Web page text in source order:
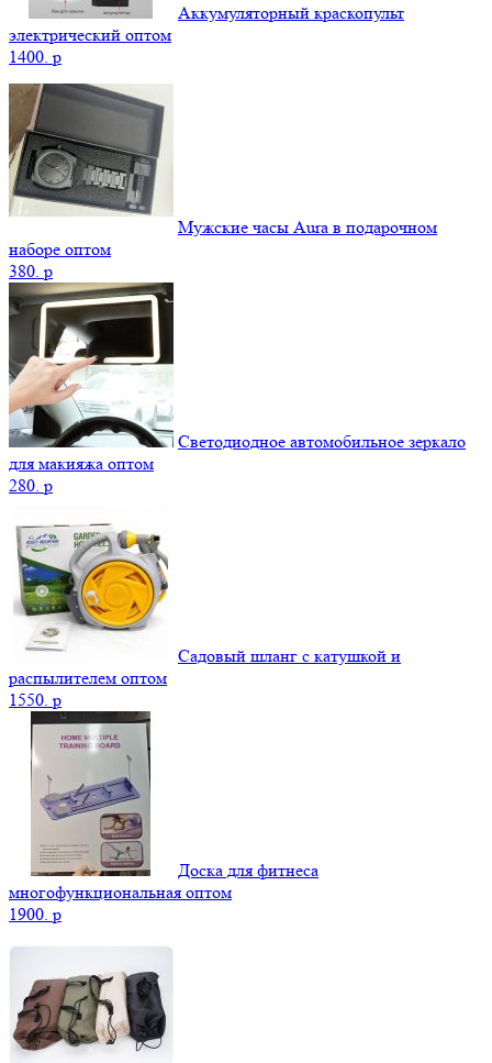
Аккумуляторный краскопульт
электрический оптом
1400. p
Мужские часы Aura в подарочном
наборе оптом
380. p
Светодиодное автомобильное зеркало
для макияжа оптом
280. p
Садовый шланг с катушкой и
распылителем оптом
1550. p
Доска для фитнеса
многофункциональная оптом
1900. p